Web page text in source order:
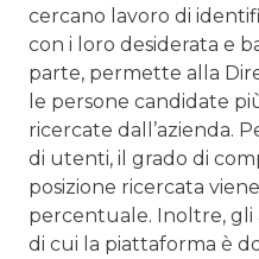
cercano lavoro di
con i loro desiderata e
parte, permette alla
le persone candidate
ricercate dall’azienda.
di utenti, il grado di
posizione ricercata
percentuale. Inoltre, gli
di cui la piattaforma è